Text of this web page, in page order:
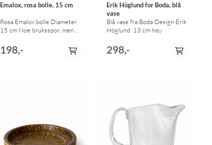
Emalox, rosa bolle, 15 cm
Rosa Emalox bolle Diameter
15 cm Noe bruksspor, men
198,-
Erik Höglund for Boda, blå
vase
Blå vase fra Boda Design Erik
Höglund. 13 cm høy
298,-